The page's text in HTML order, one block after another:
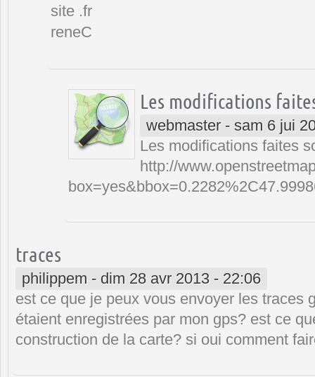
site .fr
reneC
Les modifications
webmaster- sam 6 jui
Les modifications faites
http://
traces
philippem - dim 28 avr 2013 - 22:06
est ce que je peux vous envoyer les traces
étaient enregistrées par mon gps? est ce
construction de la carte? si oui comment